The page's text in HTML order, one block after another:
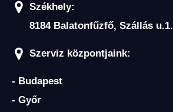
Székhely:
8184 Balatonfűzfő, Szállás u.1.
Szerviz központjaink:
- Budapest
- Győr